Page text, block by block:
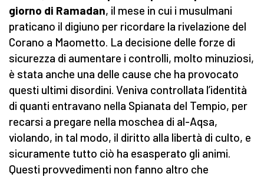
giorno di Ramadan, il mese in cui i musulmani
praticano il digiuno per ricordare la rivelazione del
Corano a Maometto. La decisione delle forze di
sicurezza di aumentare i controlli, molto minuziosi,
è stata anche una delle cause che ha provocato
questi ultimi disordini. Veniva controllata l’identità
di quanti entravano nella Spianata del Tempio, per
recarsi a pregare nella moschea di al-Aqsa,
violando, in tal modo, il diritto alla libertà di culto, e
sicuramente tutto ciò ha esasperato gli animi.
Questi provvedimenti non fanno altro che